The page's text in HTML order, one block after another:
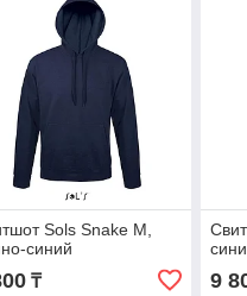
Sols Snake M,
синий
₸ 9